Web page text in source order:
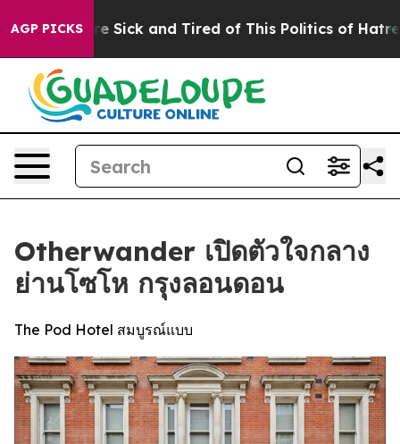
AGP PICKS
Are Sick and Tired of This Politics of Hatred”
Otherwander เปิดตัวใจกลาง
ย่านโซโห กรุงลอนดอน
The Pod Hotel สมบูรณ์แบบ